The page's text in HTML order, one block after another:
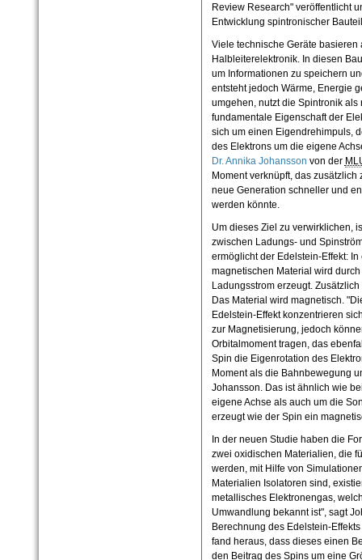
Review Research" veröffentlicht
Entwicklung spintronischer
Viele technische Geräte
Halbleiterelektronik. In diesen
um Informationen zu speichern
entsteht jedoch Wärme, Energie
umgehen, nutzt die Spintronik
fundamentale Eigenschaft der
sich um einen Eigendrehimpuls,
des Elektrons um die eigene
Dr. Annika Johansson von der
Moment verknüpft, das
neue Generation schneller und
werden könnte.
Um dieses Ziel zu verwirklichen,
zwischen Ladungs- und
ermöglicht der Edelstein-Effekt:
magnetischen Material wird
Ladungsstrom erzeugt.
Das Material wird magnetisch.
Edelstein-Effekt konzentrieren
zur Magnetisierung, jedoch
Orbitalmoment tragen, das
Spin die Eigenrotation des
Moment als die Bahnbewegung
Johansson. Das ist ähnlich wie
eigene Achse als auch um die
erzeugt wie der Spin ein
In der neuen Studie haben die
zwei oxidischen Materialien, die
werden, mit Hilfe von
Materialien Isolatoren sind,
metallisches Elektronengas,
Umwandlung bekannt ist", sagt
Berechnung des Edelstein-
fand heraus, dass dieses einen
den Beitrag des Spins um eine